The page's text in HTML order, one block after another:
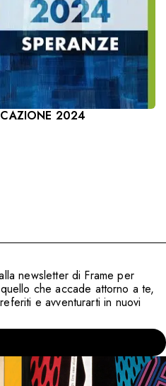
2024
newsletter di Frame per
che accade attorno a te,
e avventurarti in nuovi